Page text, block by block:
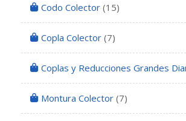
Codo Colector (15)
Copla Colector (7)
Coplas y Reducciones Grandes
Montura Colector (7)